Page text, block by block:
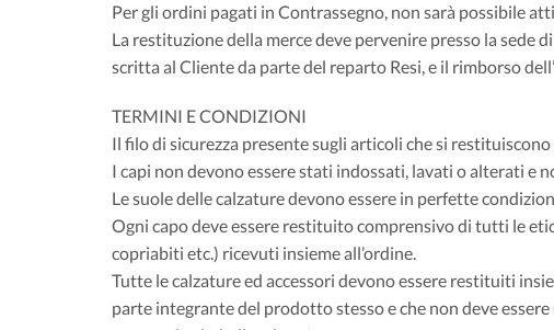
Per gli ordini pagati in Contrassegno, non sarà possibile
La restituzione della merce deve pervenire presso la sede
scritta al Cliente da parte del reparto Resi, e il rimborso
TERMINI E CONDIZIONI
Il filo di sicurezza presente sugli articoli che si
I capi non devono essere stati indossati, lavati o alterati e
Le suole delle calzature devono essere in perfette
Ogni capo deve essere restituito comprensivo di tutti le
copriabiti etc.) ricevuti insieme all’ordine.
Tutte le calzature ed accessori devono essere restituiti
parte integrante del prodotto stesso e che non deve